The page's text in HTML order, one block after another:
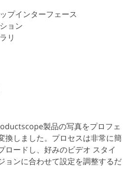
プインターフェース
ョン
リ
製品の写真をプロフェ
換しました。プロセスは非常に簡
ロードし、好みのビデオ スタイ
ョンに合わせて設定を調整するだ